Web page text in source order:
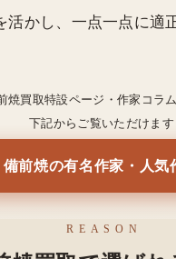
活かし、一点一点に適
焼買取特設ページ・作家コラ
下記からご覧いただけます
備前焼の有名作家・人気
REASON